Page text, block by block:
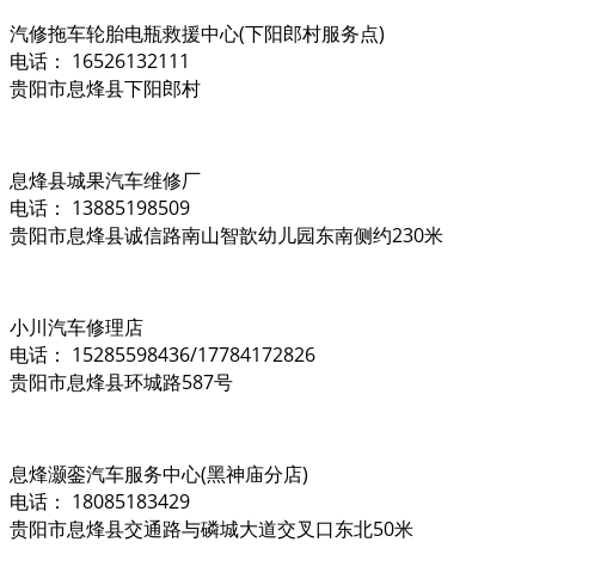
汽修拖车轮胎电瓶救援中心(下阳郎村服务点)
电话： 16526132111
贵阳市息烽县下阳郎村
息烽县城果汽车维修厂
电话： 13885198509
贵阳市息烽县诚信路南山智歆幼儿园东南侧约230米
小川汽车修理店
电话： 15285598436/17784172826
贵阳市息烽县环城路587号
息烽灏銮汽车服务中心(黑神庙分店)
电话： 18085183429
贵阳市息烽县交通路与磷城大道交叉口东北50米